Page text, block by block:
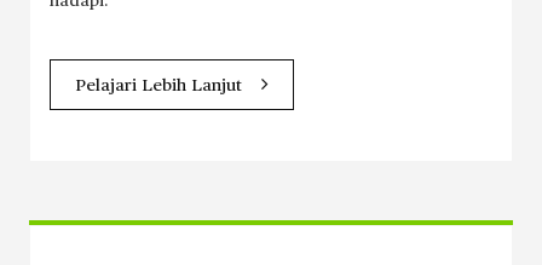
Pelajari Lebih Lanjut